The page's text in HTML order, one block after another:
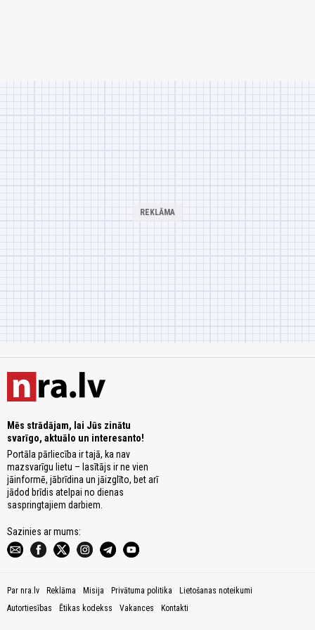
Mēs strādājam, lai Jūs zinātu
svarīgo, aktuālo un interesanto!
Portāla pārliecība ir tajā, ka nav
mazsvarīgu lietu – lasītājs ir ne vien
jāinformē, jābrīdina un jāizglīto, bet arī
jādod brīdis atelpai no dienas
saspringtajiem darbiem.
Sazinies ar mums:
Par nra.lv Reklāma Misija Privātuma politika
Lietošanas noteikumi
Autortiesības
Ētikas kodekss Vakances Kontakti